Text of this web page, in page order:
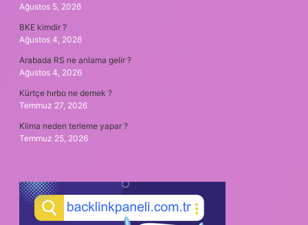
Ağustos 5, 2026
BKE kimdir ?
Ağustos 4, 2026
Arabada RS ne anlama gelir ?
Ağustos 4, 2026
Kürtçe hırbo ne demek ?
Temmuz 27, 2026
Klima neden terleme yapar ?
Temmuz 25, 2026